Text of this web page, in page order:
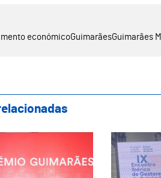
económicoGuimarãesGuimarães
Marca celebrou